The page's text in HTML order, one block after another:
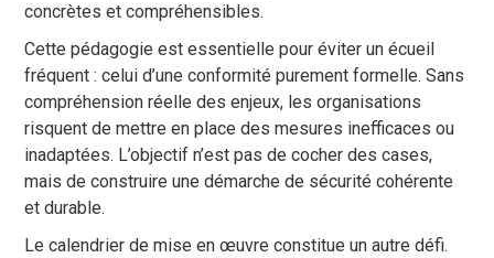
concrètes et compréhensibles.
Cette pédagogie est essentielle pour éviter un écueil
fréquent : celui d’une conformité purement formelle. Sans
compréhension réelle des enjeux, les organisations
risquent de mettre en place des mesures inefficaces ou
inadaptées. L’objectif n’est pas de cocher des cases,
mais de construire une démarche de sécurité cohérente
et durable.
Le calendrier de mise en œuvre constitue un autre défi.